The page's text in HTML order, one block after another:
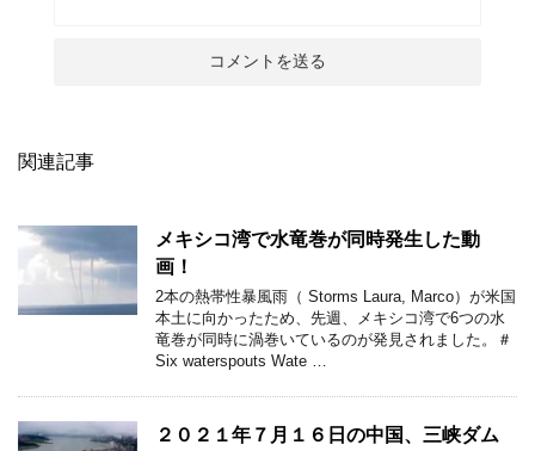
関連記事
メキシコ湾で水竜巻が同時発生した動
画！
2本の熱帯性暴風雨（ Storms Laura, Marco）が米国
本土に向かったため、先週、メキシコ湾で6つの水
竜巻が同時に渦巻いているのが発見されました。＃
Six waterspouts Wate …
２０２１年７月１６日の中国、三峡ダム